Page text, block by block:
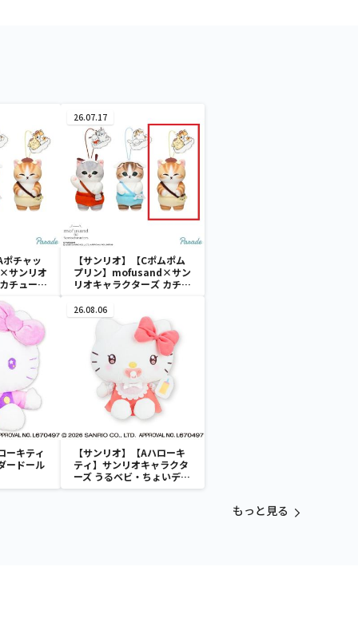
チャッ
サンリオ
チューシ
26.07.17
【サンリオ】【Cポムポム
プリン】mofusand×サン
リオキャラクターズ カチュ
ーキティ
ードール
26.08.06
【サンリオ】【Aハローキ
ティ】サンリオキャラクタ
ーズ うるベビ・ちょいデカ
ドール
もっと見る